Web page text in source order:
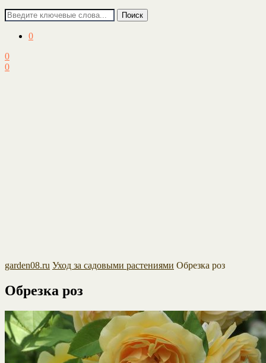
Поиск
0
0
0
garden08.ru Уход за садовыми растениями Обрезка роз
Обрезка роз